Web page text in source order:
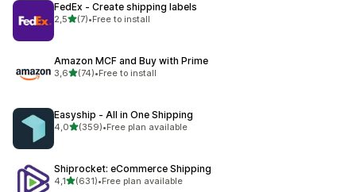
FedEx ‑ Create shipping labels
2,5z 5 hvězd
(7)
Celkový počet recenzí: 7
•Free to install
Amazon MCF and Buy with Prime
3,6z 5 hvězd
(74)
Celkový počet recenzí: 74
•Free to install
Easyship ‑ All in One Shipping
4,0z 5 hvězd
(359)
Celkový počet recenzí: 359
•Free plan available
Shiprocket: eCommerce Shipping
4,1z 5 hvězd
(631)
Celkový počet recenzí: 631
•Free plan available